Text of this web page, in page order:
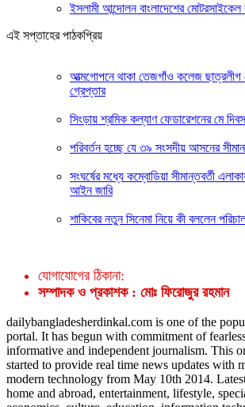
ইসলামী আন্দোলন বাংলাদেশের
এই সপ্তাহের পাঠকপ্রিয়
আত্মগোপনে থাকা তেজগাঁও কলেজ ছাত্রলীগ
গ্রেপ্তার
সিংড়ায় শ্রমিক কল্যাণ ফেডারেশনের মে
পরিবর্তন হচ্ছে যে ৩৯ সংসদীয় আসনের
সংঘর্ষের মধ্যে কম্বোডিয়া সীমান্তবর্তী
আইন জারি
শাকিবের নতুন সিনেমা নিয়ে কী বললেন
যোগাযোগের ঠিকানা:
সম্পাদক ও প্রকাশক : মোঃ ফিরোজুর রহমান
dailybangladesherdinkal.com is one of the
portal. It has begun with commitment of
informative and independent journalism. This
started to provide real time news updates with
modern technology from May 10th 2014.
home and abroad, entertainment, lifestyle,